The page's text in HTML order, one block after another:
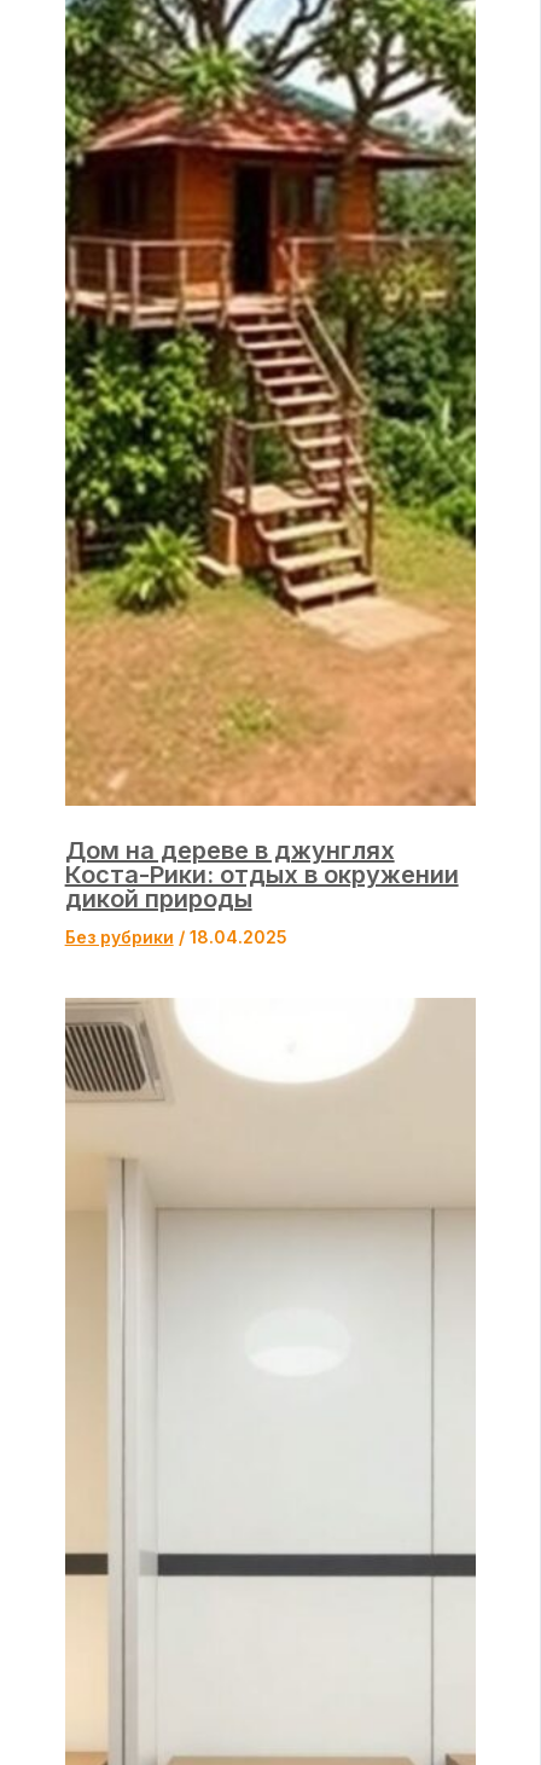
Дом на дереве в джунглях
Коста-Рики: отдых в окружении
дикой природы
Без рубрики / 18.04.2025